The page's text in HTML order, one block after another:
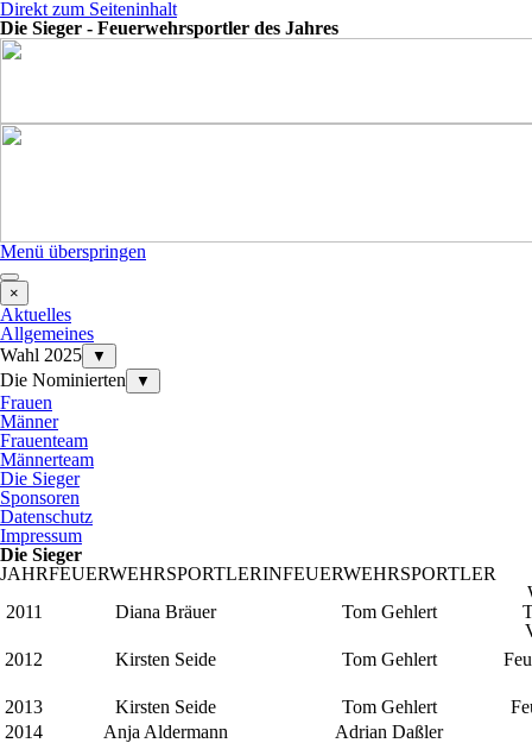
Direkt zum Seiteninhalt
Die Sieger - Feuerwehrsportler des Jahres
Menü überspringen
×
Aktuelles
Allgemeines
Wahl 2025
▼
Die Nominierten ▼
Frauen
Männer
Frauenteam
Männerteam
Die Sieger
Sponsoren
Datenschutz
Impressum
Die Sieger
JAHRFEUERWEHRSPORTLERINFEUERWEHRSPORTLER
2011
Diana Bräuer Tom Gehlert
2012
Kirsten Seide Tom Gehlert
2013 Kirsten Seide Tom Gehlert
2014
Anja Aldermann Adrian Daßler